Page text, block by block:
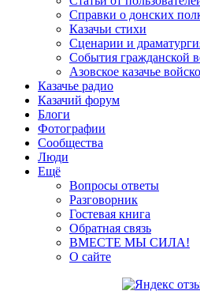
Справки о донских
Казачьи стихи
Сценарии и
События гражданской
Азовское казачье
Казачье радио
Казачий форум
Блоги
Фотографии
Сообщества
Люди
Ещё
Вопросы ответы
Разговорник
Гостевая книга
Обратная связь
ВМЕСТЕ МЫ СИЛА!
О сайте